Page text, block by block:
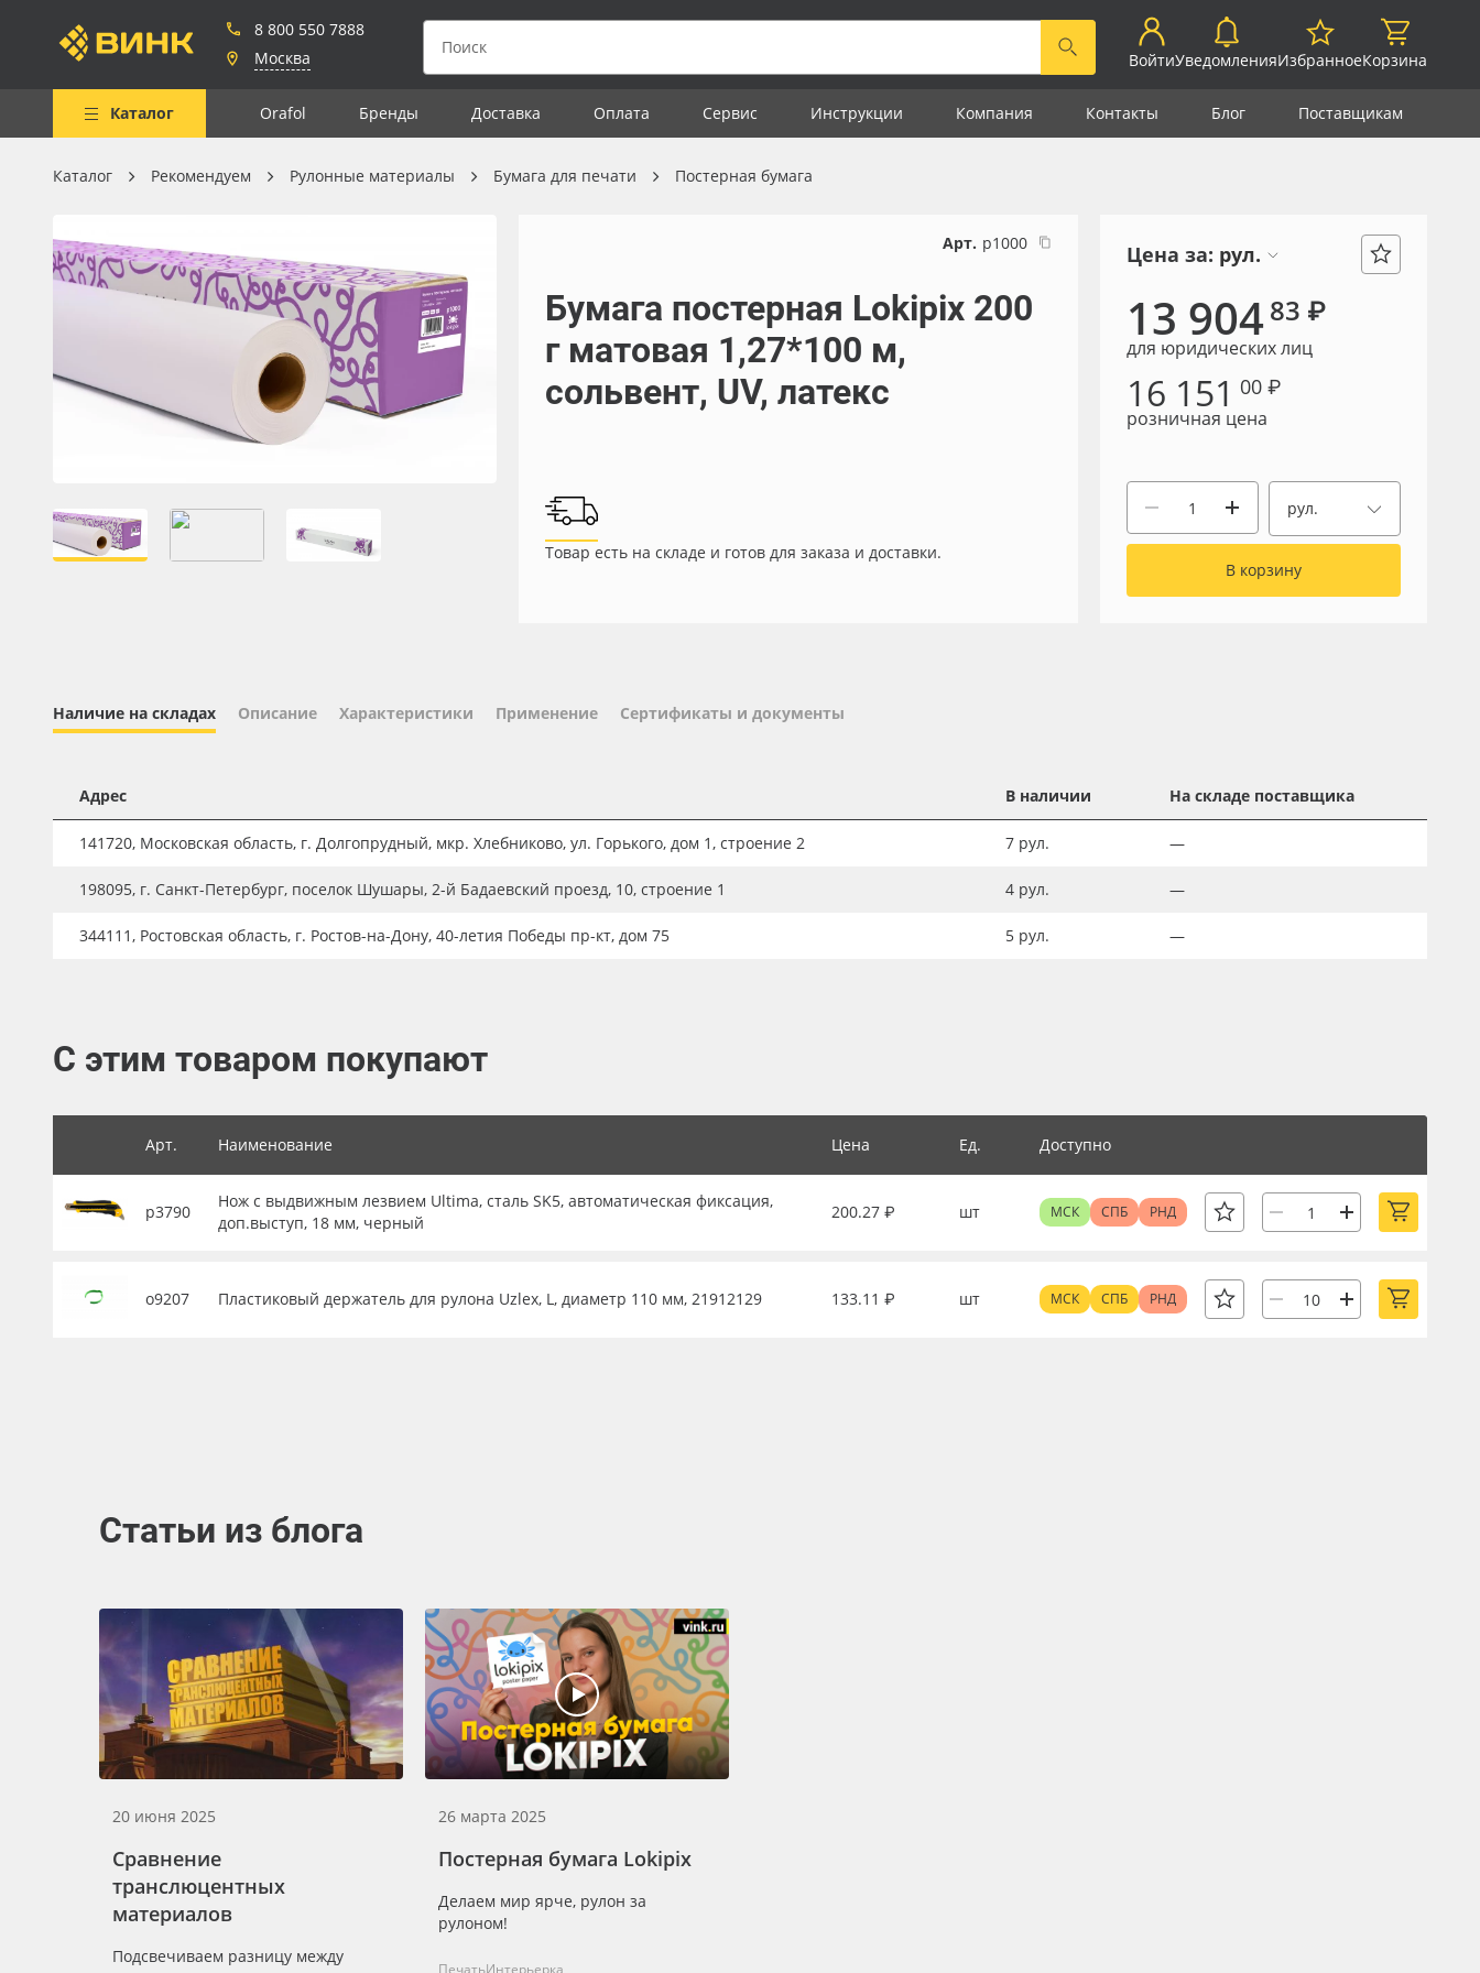
8 800 550 7888
Москва
ВойтиУведомленияИзбранноеКорзина
Каталог Orafol Бренды Доставка Оплата Сервис Инструкции Компания Контакты Блог Поставщикам
Весь каталог
Самоклеящиеся плёнки
Листовые материалы
Клей, скотчи и крепёж
Мобильные конструкции и
Сублимация и термотрансфер
Новинки ассортимента
Плёнка монтажная Oratape
ПЭТ листовой
ПЭТ бэклит
Заготовки для сувениров
Каталог Рекомендуем Рулонные материалы Бумага для печати Постерная бумага
Арт. р1000
Бумага постерная Lokipix 200
г матовая 1,27*100 м,
сольвент, UV, латекс
Товар есть на складе и готов для заказа и доставки.
Цена за: рул.
13 90483 ₽
для юридических лиц
16 151 00 ₽
розничная цена
рул.
В корзину
Наличие на складах Описание Характеристики Применение Сертификаты и документы
Адрес В наличии На складе поставщика
141720, Московская область, г. Долгопрудный, мкр. Хлебниково, ул. Горького, дом 1, строение 2 7 рул. —
198095, г. Санкт-Петербург, поселок Шушары, 2-й Бадаевский проезд, 10, строение 1 4 рул. —
344111, Ростовская область, г. Ростов-на-Дону, 40-летия Победы пр-кт, дом 75 5 рул. —
С этим товаром покупают
Арт. Наименование Цена Ед. Доступно
р3790
Нож с выдвижным лезвием Ultima, сталь SK5, автоматическая фиксация,
доп.выступ, 18 мм, черный
200.27 ₽ шт МСК СПБ РНД
о9207 Пластиковый держатель для рулона Uzlex, L, диаметр 110 мм, 21912129 133.11 ₽ шт МСК СПБ РНД
Статьи из блога
20 июня 2025
Сравнение
транслюцентных
материалов
Подсвечиваем разницу между
26 марта 2025
Постерная бумага Lokipix
Делаем мир ярче, рулон за
рулоном!